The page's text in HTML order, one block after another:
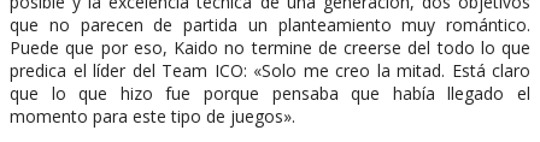
que no parecen de partida un planteamiento muy romántico.
Puede que por eso, Kaido no termine de creerse del todo lo que
predica el líder del Team ICO: «Solo me creo la mitad. Está claro
que lo que hizo fue porque pensaba que había llegado el
momento para este tipo de juegos».